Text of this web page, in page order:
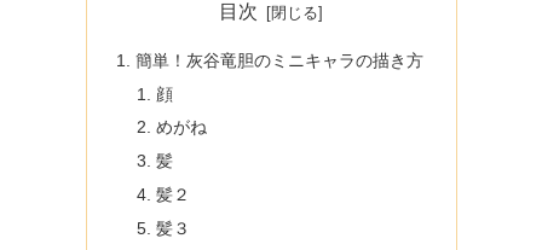
目次
簡単！灰谷竜胆のミニキャラの描き方
顔
めがね
髪
髪２
髪３